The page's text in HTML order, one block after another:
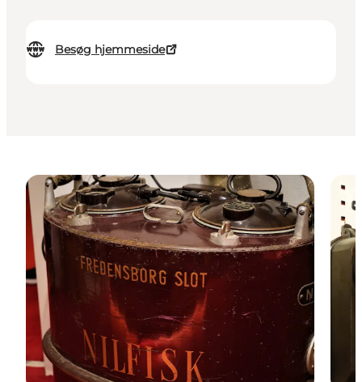
Besøg hjemmeside